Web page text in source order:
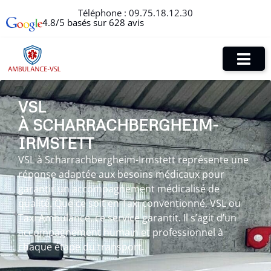
Téléphone : 09.75.18.12.30
4.8/5 basés sur 628 avis
VSL
À SCHARRACHBERGHEIM-
IRMSTETT
VSL à Scharrachbergheim-Irmstett représente une
réponse adaptée aux besoins médicaux pour
garantir un accompagnement médicalisé de
qualité. Que ce soit en Taxi conventionné, VSL ou
Taxi Ambulance, ce service garantit. Il s’agit d’un
accompagnement humain et professionnel à
chaque étape du transport.